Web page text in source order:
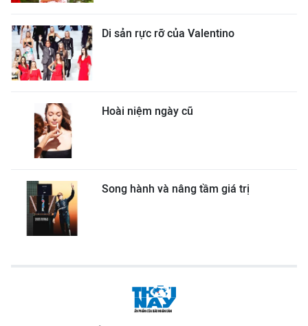
Di sản rực rỡ của Valentino
Hoài niệm ngày cũ
Song hành và nâng tầm giá trị